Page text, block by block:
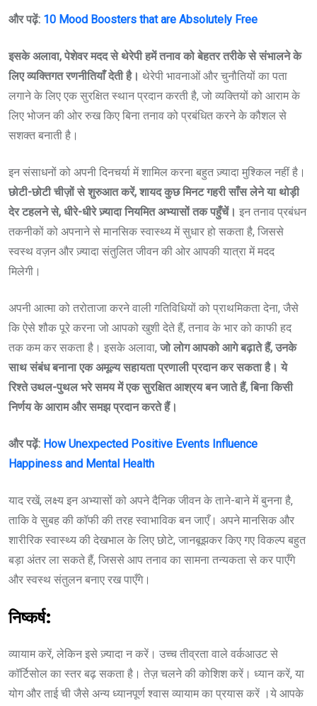
और पढ़ें: 10 Mood Boosters that are Absolutely Free
इसके अलावा, पेशेवर मदद से थेरेपी हमें तनाव को बेहतर तरीके से संभालने के
लिए व्यक्तिगत रणनीतियाँ देती है। थेरेपी भावनाओं और चुनौतियों का पता
लगाने के लिए एक सुरक्षित स्थान प्रदान करती है, जो व्यक्तियों को आराम के
लिए भोजन की ओर रुख किए बिना तनाव को प्रबंधित करने के कौशल से
सशक्त बनाती है।
इन संसाधनों को अपनी दिनचर्या में शामिल करना बहुत ज़्यादा मुश्किल नहीं है।
छोटी-छोटी चीज़ों से शुरुआत करें, शायद कुछ मिनट गहरी साँस लेने या थोड़ी
देर टहलने से, धीरे-धीरे ज़्यादा नियमित अभ्यासों तक पहुँचें। इन तनाव प्रबंधन
तकनीकों को अपनाने से मानसिक स्वास्थ्य में सुधार हो सकता है, जिससे
स्वस्थ वज़न और ज़्यादा संतुलित जीवन की ओर आपकी यात्रा में मदद
मिलेगी।
अपनी आत्मा को तरोताजा करने वाली गतिविधियों को प्राथमिकता देना, जैसे
कि ऐसे शौक पूरे करना जो आपको खुशी देते हैं, तनाव के भार को काफी हद
तक कम कर सकता है। इसके अलावा, जो लोग आपको आगे बढ़ाते हैं, उनके
साथ संबंध बनाना एक अमूल्य सहायता प्रणाली प्रदान कर सकता है। ये
रिश्ते उथल-पुथल भरे समय में एक सुरक्षित आश्रय बन जाते हैं, बिना किसी
निर्णय के आराम और समझ प्रदान करते हैं।
और पढ़ें: How Unexpected Positive Events Influence
Happiness and Mental Health
याद रखें, लक्ष्य इन अभ्यासों को अपने दैनिक जीवन के ताने-बाने में बुनना है,
ताकि वे सुबह की कॉफी की तरह स्वाभाविक बन जाएँ। अपने मानसिक और
शारीरिक स्वास्थ्य की देखभाल के लिए छोटे, जानबूझकर किए गए विकल्प बहुत
बड़ा अंतर ला सकते हैं, जिससे आप तनाव का सामना तन्यकता से कर पाएँगे
और स्वस्थ संतुलन बनाए रख पाएँगे।
निष्कर्ष:
व्यायाम करें, लेकिन इसे ज़्यादा न करें। उच्च तीव्रता वाले वर्कआउट से
कॉर्टिसोल का स्तर बढ़ सकता है। तेज़ चलने की कोशिश करें। ध्यान करें, या
योग और ताई ची जैसे अन्य ध्यानपूर्ण श्वास व्यायाम का प्रयास करें ।ये आपके